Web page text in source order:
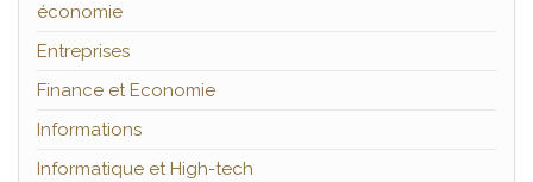
économie
Entreprises
Finance et Economie
Informations
Informatique et High-tech